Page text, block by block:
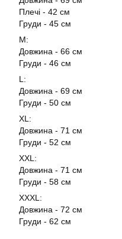
Плечі - 42 см
Груди - 45 см
М:
Довжина - 66 см
Груди - 46 см
L:
Довжина - 69 см
Груди - 50 см
XL:
Довжина - 71 см
Груди - 52 см
ХXL:
Довжина - 71 см
Груди - 58 см
ХХXL:
Довжина - 72 см
Груди - 62 см